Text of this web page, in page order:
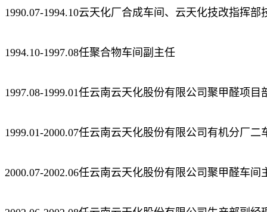
1990.07-1994.10云天化厂合成车间、云天化技改指挥部
1994.10-1997.08任聚合物车间副主任
1997.08-1999.01任云南云天化股份有限公司聚甲醛项目
1999.01-2000.07任云南云天化股份有限公司有机分厂二
2000.07-2002.06任云南云天化股份有限公司聚甲醛车间